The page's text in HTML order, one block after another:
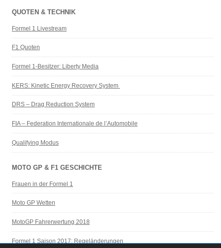
QUOTEN & TECHNIK
Formel 1 Livestream
F1 Quoten
Formel 1-Besitzer: Liberty Media
KERS: Kinetic Energy Recovery System
DRS – Drag Reduction System
FIA – Federation Internationale de l’Automobile
Qualifying Modus
MOTO GP & F1 GESCHICHTE
Frauen in der Formel 1
Moto GP Wetten
MotoGP Fahrerwertung 2018
Formel 1 Saison 2017: Regeländerungen